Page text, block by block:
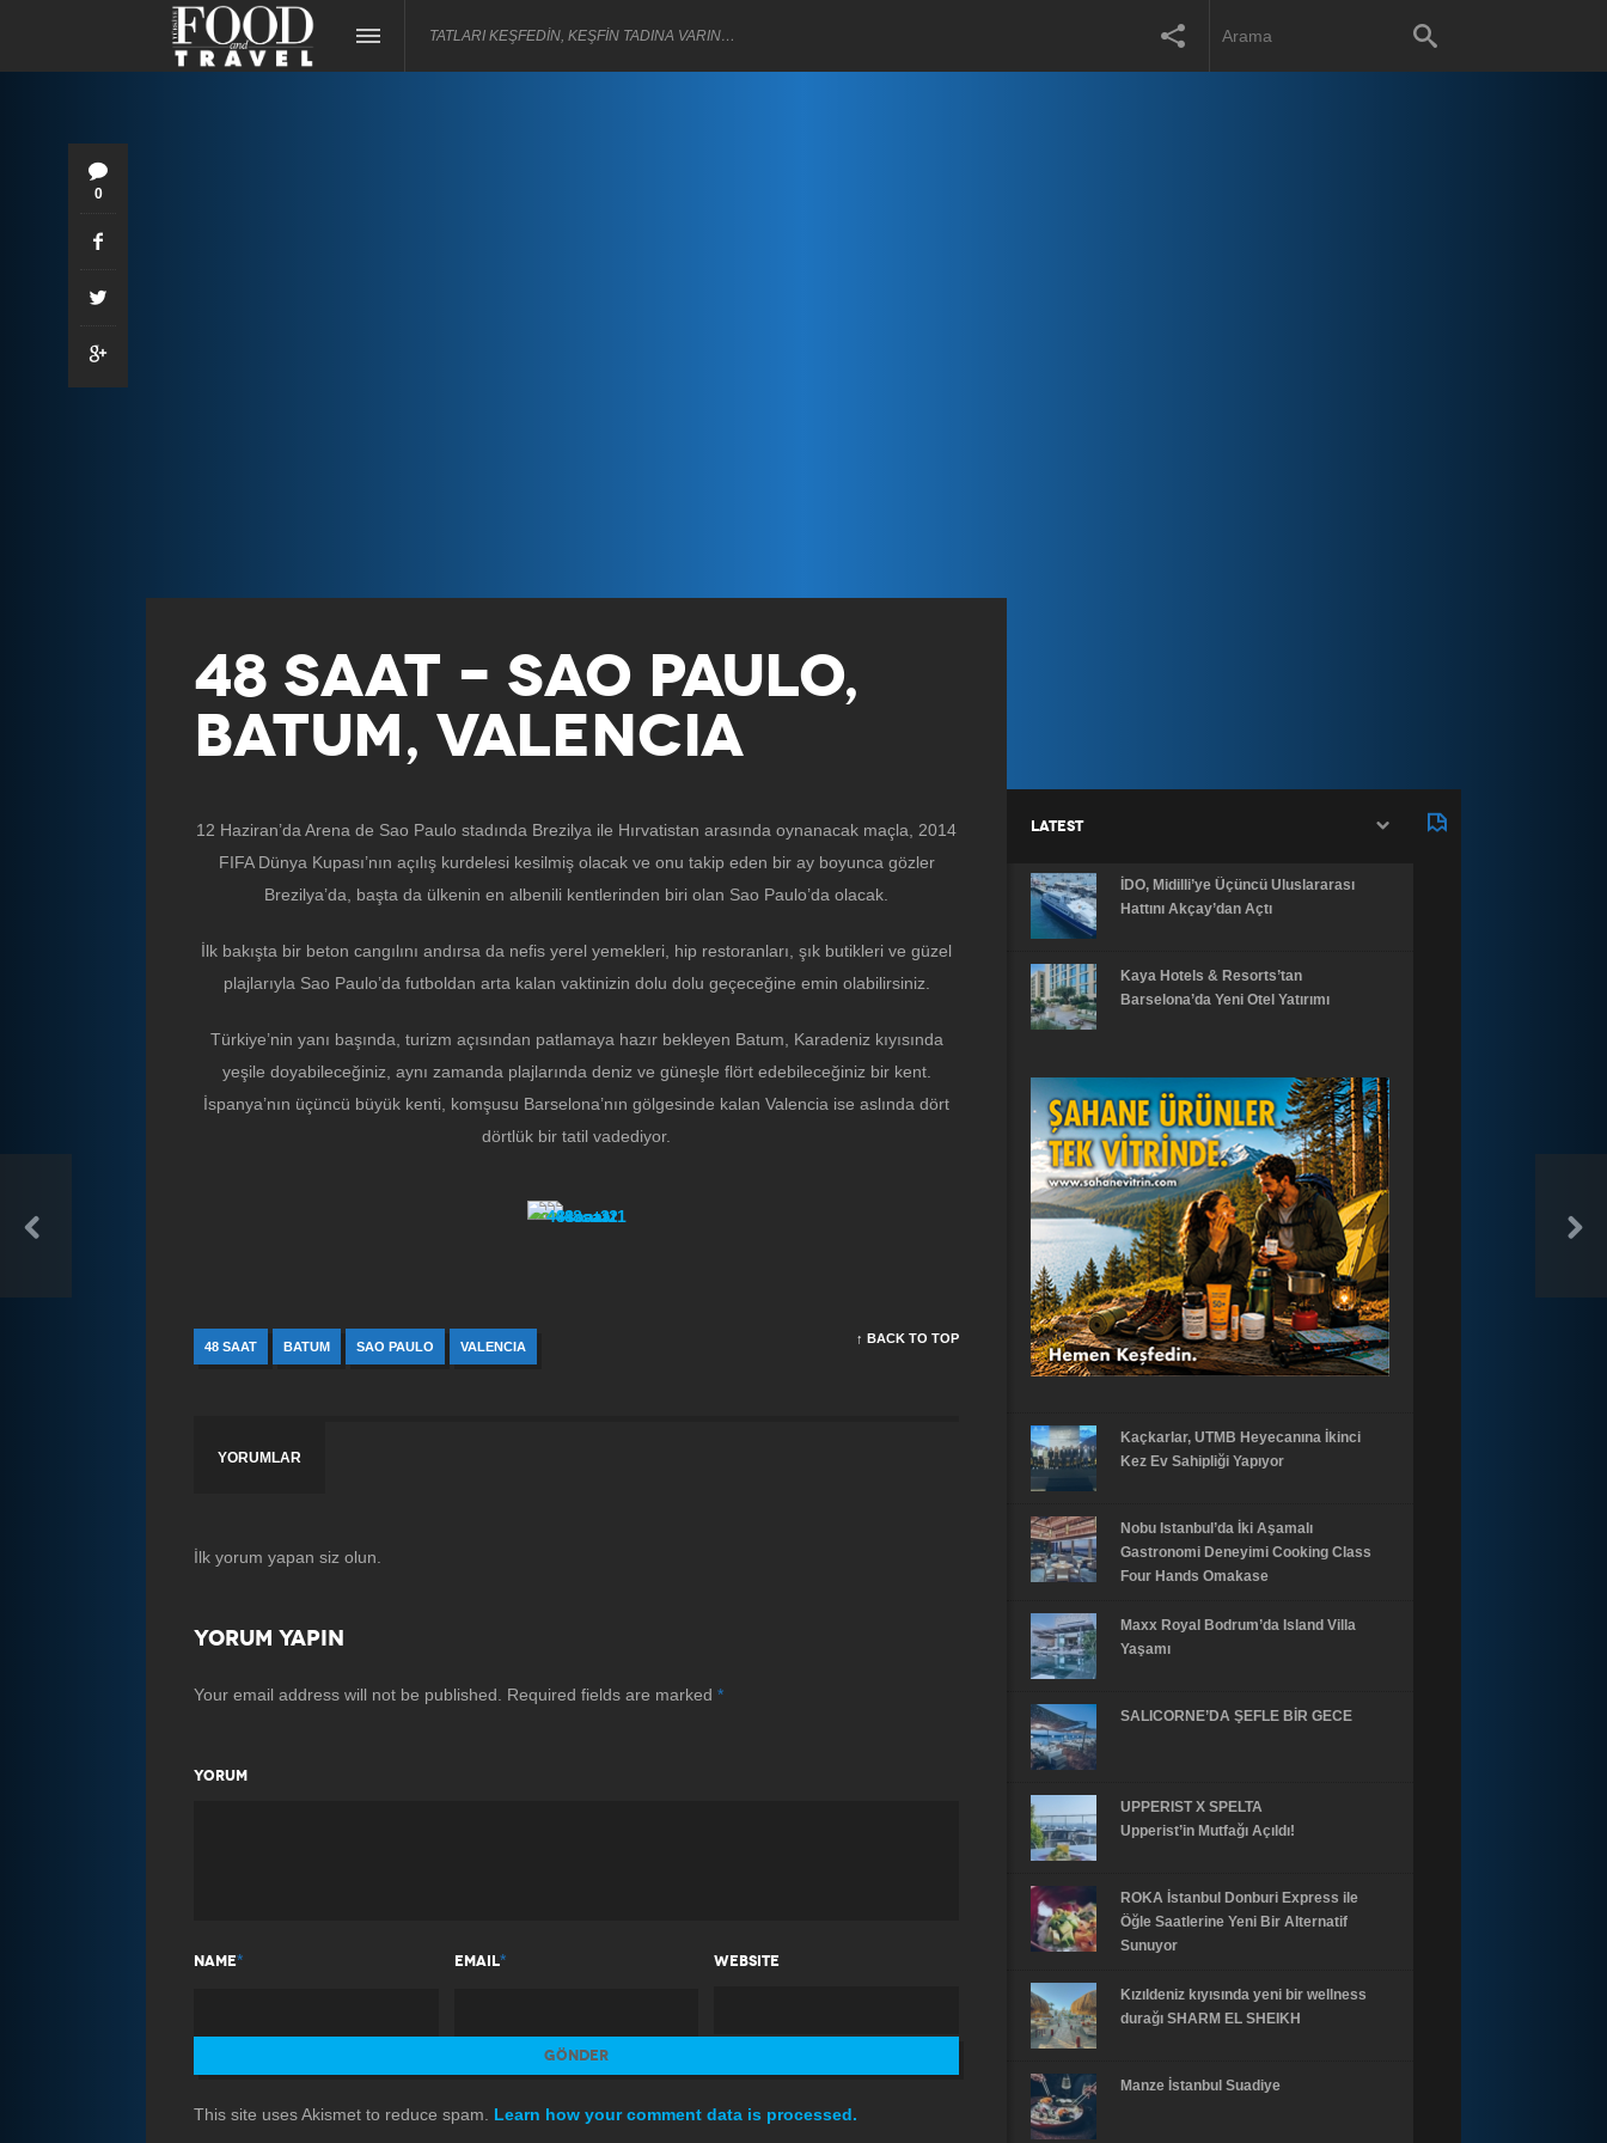
TATLARI KEŞFEDİN, KEŞFİN TADINA VARIN…
48 SAAT – SAO PAULO,
BATUM, VALENCIA
0
12 Haziran’da Arena de Sao Paulo stadında Brezilya ile Hırvatistan arasında oynanacak maçla, 2014
FIFA Dünya Kupası’nın açılış kurdelesi kesilmiş olacak ve onu takip eden bir ay boyunca gözler
Brezilya’da, başta da ülkenin en albenili kentlerinden biri olan Sao Paulo’da olacak.
İlk bakışta bir beton cangılını andırsa da nefis yerel yemekleri, hip restoranları, şık butikleri ve güzel
plajlarıyla Sao Paulo’da futboldan arta kalan vaktinizin dolu dolu geçeceğine emin olabilirsiniz.
Türkiye’nin yanı başında, turizm açısından patlamaya hazır bekleyen Batum, Karadeniz kıyısında
yeşile doyabileceğiniz, aynı zamanda plajlarında deniz ve güneşle flört edebileceğiniz bir kent.
İspanya’nın üçüncü büyük kenti, komşusu Barselona’nın gölgesinde kalan Valencia ise aslında dört
dörtlük bir tatil vadediyor.
48 SAAT BATUM SAO PAULO VALENCIA
↑ BACK TO TOP
YORUMLAR
İlk yorum yapan siz olun.
YORUM YAPIN
Your email address will not be published. Required fields are marked *
YORUM
NAME* EMAIL* WEBSITE
This site uses Akismet to reduce spam. Learn how your comment data is processed.
LATEST
İDO, Midilli’ye Üçüncü Uluslararası
Hattını Akçay’dan Açtı
Kaya Hotels & Resorts’tan
Barselona’da Yeni Otel Yatırımı
Kaçkarlar, UTMB Heyecanına İkinci
Kez Ev Sahipliği Yapıyor
Nobu Istanbul’da İki Aşamalı
Gastronomi Deneyimi Cooking Class
Four Hands Omakase
Maxx Royal Bodrum’da Island Villa
Yaşamı
SALICORNE’DA ŞEFLE BİR GECE
UPPERIST X SPELTA
Upperist’in Mutfağı Açıldı!
ROKA İstanbul Donburi Express ile
Öğle Saatlerine Yeni Bir Alternatif
Sunuyor
Kızıldeniz kıyısında yeni bir wellness
durağı SHARM EL SHEIKH
Manze İstanbul Suadiye